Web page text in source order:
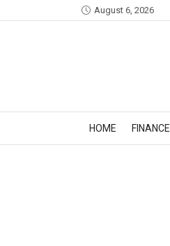
August 6, 2026
HOME FINANCE